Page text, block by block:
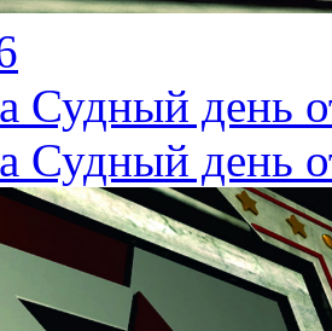
Судный день
Судный день